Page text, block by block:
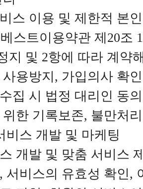
스 이용 및 제한적 본
스트이용약관 제20조
지 및 2항에 따라 계약
용방지, 가입의사 확
집 시 법정 대리인 동
한 기록보존, 불만처
비스 개발 및 마케팅
개발 및 맞춤 서비스
서비스의 유효성 확인,